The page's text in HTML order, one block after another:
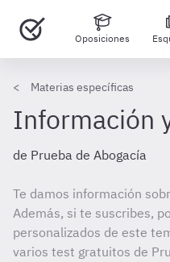
Oposiciones
Materias específicas
Información
de Prueba de Abogacía
Te damos información
Además, si te suscribes,
personalizados de este
varios test gratuitos de